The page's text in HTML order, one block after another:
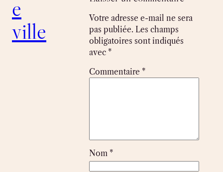
e
ville
Votre adresse e-mail ne sera
pas publiée. Les champs
obligatoires sont indiqués
avec *
Commentaire *
Nom *